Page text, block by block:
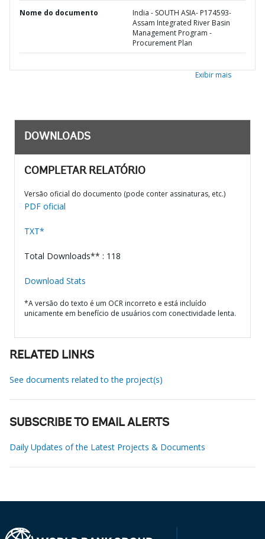
Nome do documento
India - SOUTH ASIA- P174593-
Assam Integrated River Basin
Management Program -
Procurement Plan
Exibir mais
DOWNLOADS
COMPLETAR RELATÓRIO
Versão oficial do documento (pode conter assinaturas, etc.)
PDF oficial
TXT*
Total Downloads** : 118
Download Stats
*A versão do texto é um OCR incorreto e está incluído
unicamente em benefício de usuários com conectividade lenta.
RELATED LINKS
See documents related to the project(s)
SUBSCRIBE TO EMAIL ALERTS
Daily Updates of the Latest Projects & Documents